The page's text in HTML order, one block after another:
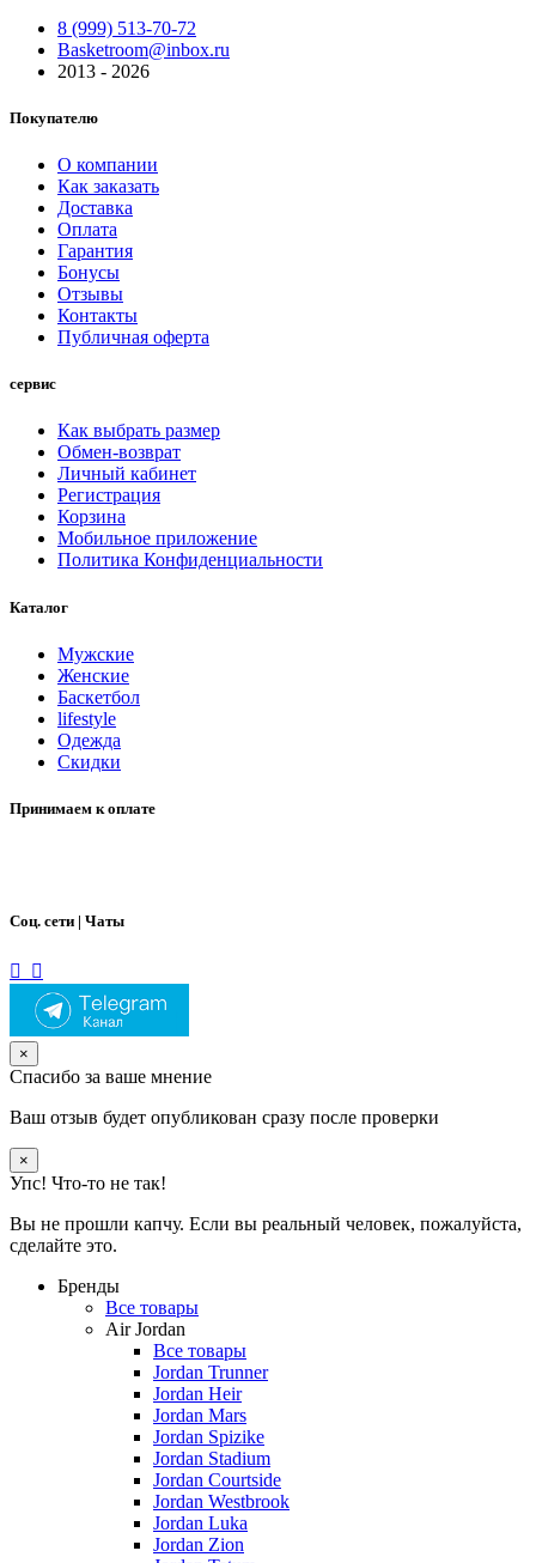
8 (999) 513-70-72
Basketroom@inbox.ru
2013 - 2026
Покупателю
О компании
Как заказать
Доставка
Оплата
Гарантия
Бонусы
Отзывы
Контакты
Публичная оферта
сервис
Как выбрать размер
Обмен-возврат
Личный кабинет
Регистрация
Корзина
Мобильное приложение
Политика Конфиденциальности
Каталог
Мужские
Женские
Баскетбол
lifestyle
Одежда
Скидки
Принимаем к оплате
Соц. сети | Чаты
×
Спасибо за ваше мнение
Ваш отзыв будет опубликован сразу после проверки
×
Упс! Что-то не так!
Вы не прошли капчу. Если вы реальный человек, пожалуйста,
сделайте это.
Бренды
Все товары
Air Jordan
Все товары
Jordan Trunner
Jordan Heir
Jordan Mars
Jordan Spizike
Jordan Stadium
Jordan Courtside
Jordan Westbrook
Jordan Luka
Jordan Zion